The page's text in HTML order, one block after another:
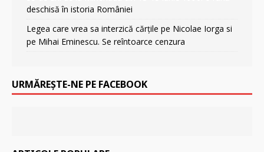
deschisă în istoria României
Legea care vrea sa interzică cărțile pe Nicolae Iorga si
pe Mihai Eminescu. Se reîntoarce cenzura
URMĂREȘTE-NE PE FACEBOOK